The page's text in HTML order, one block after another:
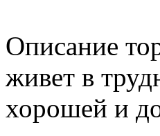
Описание
живет в
хорошей и